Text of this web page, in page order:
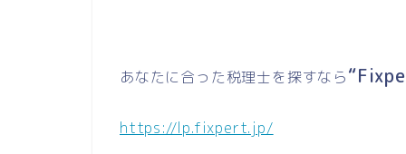
あなたに合った税理士を探すなら
https://lp.fixpert.jp/